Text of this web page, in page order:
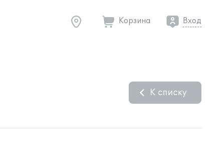
Корзина Вход
К списку